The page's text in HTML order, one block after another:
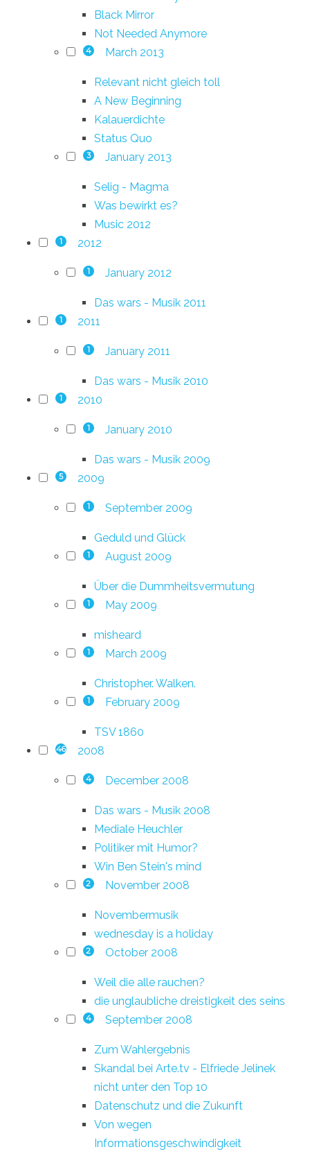
Black Mirror
Not Needed Anymore
4 March 2013
Relevant nicht gleich toll
A New Beginning
Kalauerdichte
Status Quo
3 January 2013
Selig - Magma
Was bewirkt es?
Music 2012
1 2012
1 January 2012
Das wars - Musik 2011
1 2011
1 January 2011
Das wars - Musik 2010
1 2010
1 January 2010
Das wars - Musik 2009
5 2009
1 September 2009
Geduld und Glück
1 August 2009
Über die Dummheitsvermutung
1 May 2009
misheard
1 March 2009
Christopher. Walken.
1 February 2009
TSV 1860
46 2008
4 December 2008
Das wars - Musik 2008
Mediale Heuchler
Politiker mit Humor?
Win Ben Stein's mind
2 November 2008
Novembermusik
wednesday is a holiday
2 October 2008
Weil die alle rauchen?
die unglaubliche dreistigkeit des seins
4 September 2008
Zum Wahlergebnis
Skandal bei Arte.tv - Elfriede Jelinek
nicht unter den Top 10
Datenschutz und die Zukunft
Von wegen
Informationsgeschwindigkeit